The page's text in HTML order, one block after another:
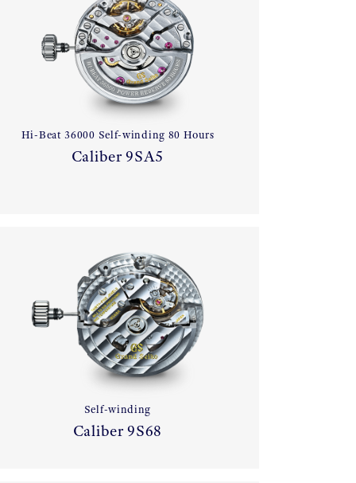
Hi-Beat 36000 Self-winding 80 Hours
Caliber 9SA5
Self-winding
Caliber 9S68